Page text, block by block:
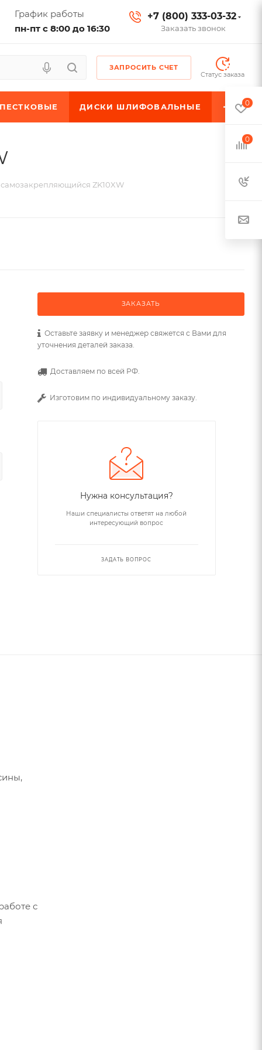
График работы
пн-пт с 8:00 до 16:30
+7 (800) 333-03-32
Заказать звонок
ЗАПРОСИТЬ СЧЕТ
Статус заказа
ДИСКИ ШЛИФОВАЛЬНЫЕ
ZK10XW
ЗАКАЗАТЬ
Оставьте заявку и менеджер свяжется с Вами для
уточнения деталей заказа.
Доставляем по всей РФ.
Изготовим по индивидуальному заказу.
Нужна консультация?
Наши специалисты ответят на любой
интересующий вопрос
ЗАДАТЬ ВОПРОС
с
0
0